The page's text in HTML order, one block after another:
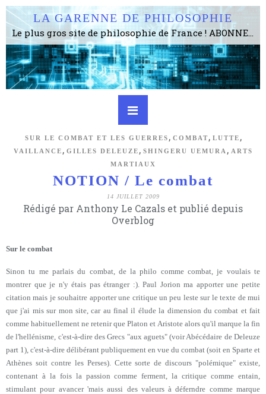
LA GARENNE DE PHILOSOPHIE
Le plus gros site de philosophie de France ! ABONNEZ-VOUS ! 4115 Articles, 1634 abonné·e·s, depuis 2006 . . . . . . . . 2 852 214 pages vues jusqu'à présent. Prestance et être apte à un plus grand nombre de choses.
SUR LE COMBAT ET LES GUERRES , COMBAT , LUTTE ,
VAILLANCE , GILLES DELEUZE , SHINGERU UEMURA , ARTS
MARTIAUX
NOTION / Le combat
14 JUILLET 2009
Rédigé par Anthony Le Cazals et publié depuis
Overblog
Sur le combat
Sinon tu me parlais du combat, de la philo comme combat, je voulais te
montrer que je n'y étais pas étranger :). Paul Jorion ma apporter une petite
citation mais je souhaitre apporter une critique un peu leste sur le texte de mui
que j'ai mis sur mon site, car au final il élude la dimension du combat et fait
comme habituellement ne retenir que Platon et Aristote alors qu'il marque la fin
de l'hellénisme, c'est-à-dire des Grecs "aux aguets" (voir Abécédaire de Deleuze
part 1), c'est-à-dire délibérant publiquement en vue du combat (soit en Sparte et
Athènes soit contre les Perses). Cette sorte de discours "polémique" existe,
contenant à la fois la passion comme ferment, la critique comme entain,
stimulant pour avancer 'mais aussi des valeurs à déferndre comme marque